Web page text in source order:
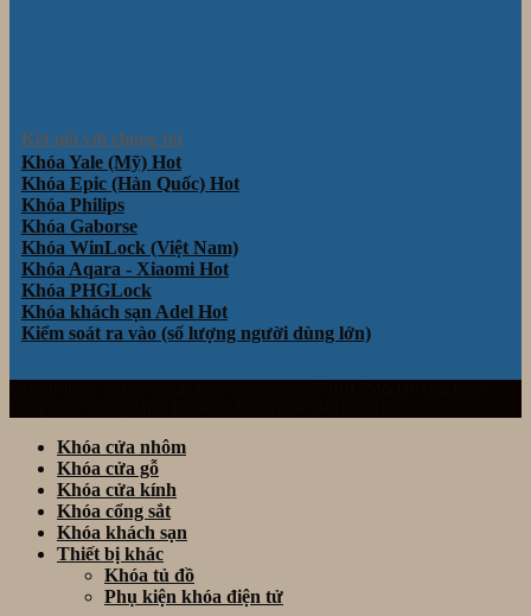
Kết nối với chúng tôi
Khóa Yale (Mỹ)
Khóa Epic (Hàn Quốc)
Khóa Philips
Khóa Gaborse
Khóa WinLock (Việt Nam)
Khóa Aqara - Xiaomi
Khóa PHGLock
Khóa khách sạn Adel
Kiểm soát ra vào (số lượng người dùng lớn)
Khóa cửa nhôm
Khóa cửa gỗ
Khóa cửa kính
Khóa cổng sắt
Khóa khách sạn
Thiết bị khác
Khóa tủ đồ
Phụ kiện khóa điện tử